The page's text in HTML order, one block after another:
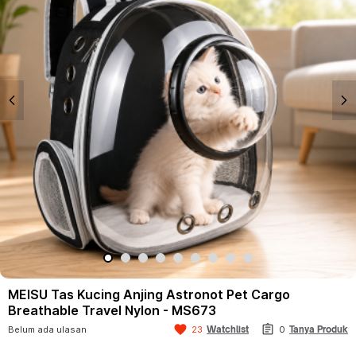
MEISU Tas Kucing Anjing Astronot Pet Cargo
Breathable Travel Nylon - MS673
Belum ada ulasan favorite 23 Watchlist assignment 0 Tanya Produk